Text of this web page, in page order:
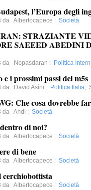
l’Europa degli
da Albertocapece : Società
STRAZIANTE
SAEEED ABEDINI
da Nopasdaran : Politica
e i prossimi passi del m5s
da David Asìni : Politica Italia,
Che cosa dovrebbe
da Andl : Società
di noi?
da Albertocapece : Società
di bene
da Albertocapece : Società
da Albertocapece : Società